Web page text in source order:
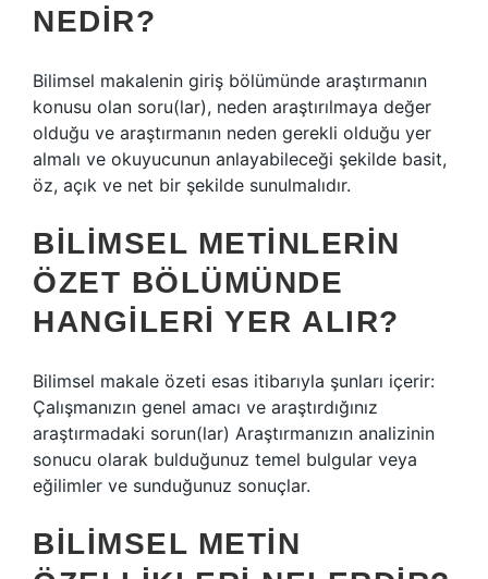
NEDIR?
Bilimsel makalenin giriş bölümünde araştırmanın
konusu olan soru(lar), neden araştırılmaya değer
olduğu ve araştırmanın neden gerekli olduğu yer
almalı ve okuyucunun anlayabileceği şekilde basit,
öz, açık ve net bir şekilde sunulmalıdır.
BILIMSEL METINLERIN
ÖZET BÖLÜMÜNDE
HANGILERI YER ALIR?
Bilimsel makale özeti esas itibarıyla şunları içerir:
Çalışmanızın genel amacı ve araştırdığınız
araştırmadaki sorun(lar) Araştırmanızın analizinin
sonucu olarak bulduğunuz temel bulgular veya
eğilimler ve sunduğunuz sonuçlar.
BILIMSEL METIN